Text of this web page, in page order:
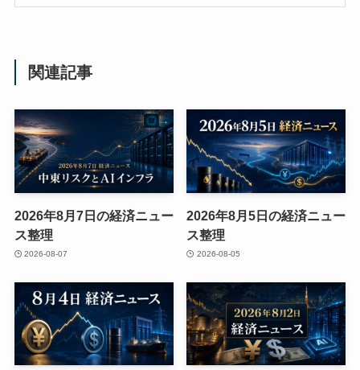
関連記事
2026年8月7日の経済ニュー
ス整理
2026-08-07
2026年8月5日の経済ニュー
ス整理
2026-08-05